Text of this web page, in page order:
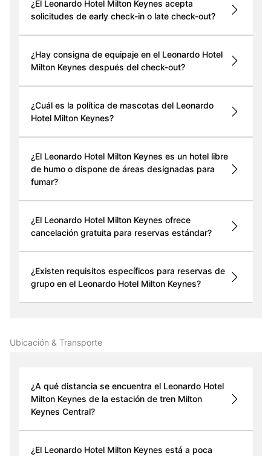
¿El Leonardo Hotel Milton Keynes acepta
solicitudes de early check-in o late check-out?
¿Hay consigna de equipaje en el Leonardo Hotel
Milton Keynes después del check-out?
¿Cuál es la política de mascotas del Leonardo
Hotel Milton Keynes?
¿El Leonardo Hotel Milton Keynes es un hotel libre
de humo o dispone de áreas designadas para
fumar?
¿El Leonardo Hotel Milton Keynes ofrece
cancelación gratuita para reservas estándar?
¿Existen requisitos específicos para reservas de
grupo en el Leonardo Hotel Milton Keynes?
Ubicación & Transporte
¿A qué distancia se encuentra el Leonardo Hotel
Milton Keynes de la estación de tren Milton
Keynes Central?
¿El Leonardo Hotel Milton Keynes está a poca